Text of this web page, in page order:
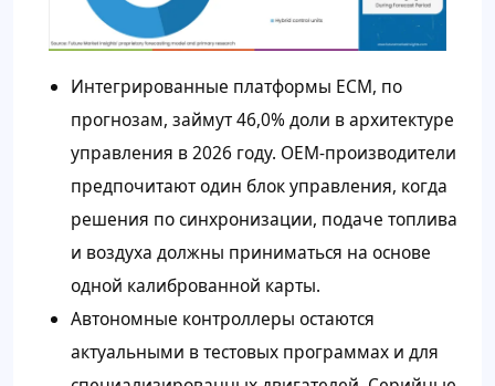
Интегрированные платформы ECM, по
прогнозам, займут 46,0% доли в архитектуре
управления в 2026 году. OEM-производители
предпочитают один блок управления, когда
решения по синхронизации, подаче топлива
и воздуха должны приниматься на основе
одной калиброванной карты.
Автономные контроллеры остаются
актуальными в тестовых программах и для